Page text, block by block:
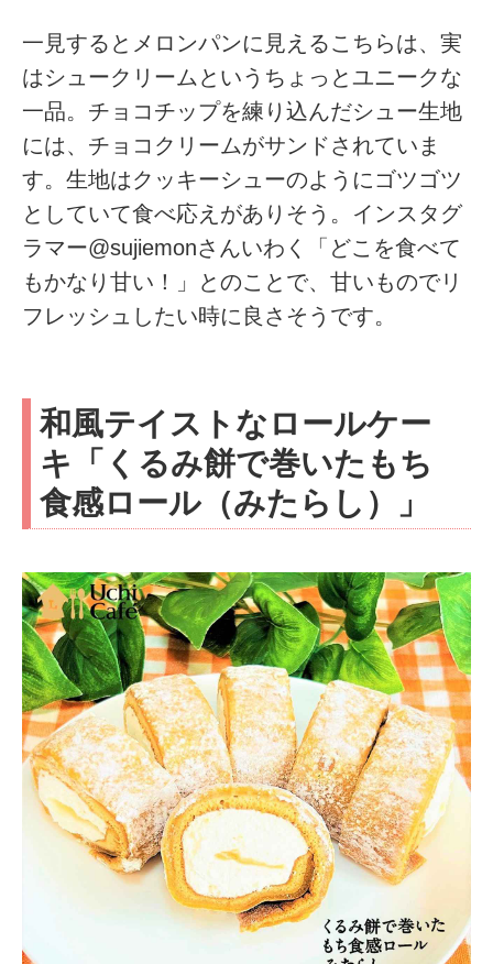
一見するとメロンパンに見えるこちらは、実
はシュークリームというちょっとユニークな
一品。チョコチップを練り込んだシュー生地
には、チョコクリームがサンドされていま
す。生地はクッキーシューのようにゴツゴツ
としていて食べ応えがありそう。インスタグ
ラマー@sujiemonさんいわく「どこを食べて
もかなり甘い！」とのことで、甘いものでリ
フレッシュしたい時に良さそうです。
和風テイストなロールケー
キ「くるみ餅で巻いたもち
食感ロール（みたらし）」